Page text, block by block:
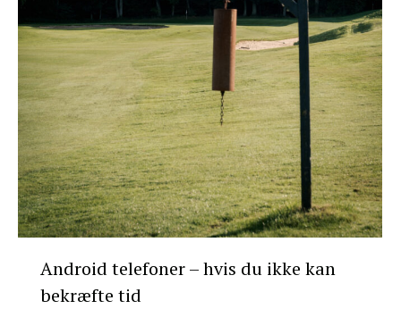
Android telefoner – hvis du ikke kan
bekræfte tid